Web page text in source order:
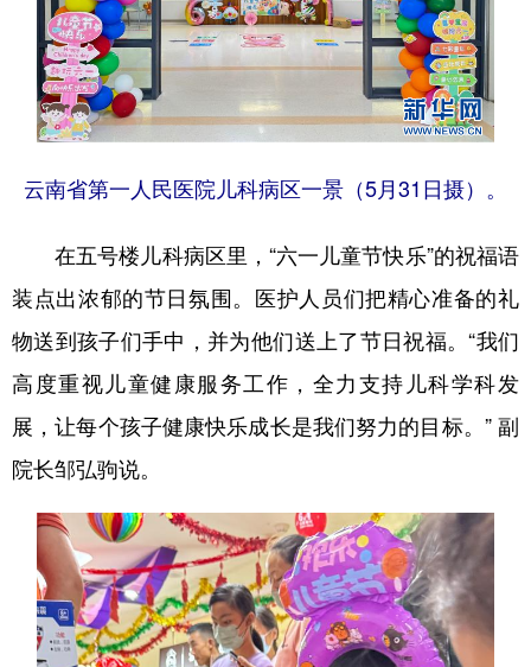
云南省第一人民医院儿科病区一景（5月31日摄）。
在五号楼儿科病区里，“六一儿童节快乐”的祝福语
装点出浓郁的节日氛围。医护人员们把精心准备的礼
物送到孩子们手中，并为他们送上了节日祝福。“我们
高度重视儿童健康服务工作，全力支持儿科学科发
展，让每个孩子健康快乐成长是我们努力的目标。” 副
院长邹弘驹说。